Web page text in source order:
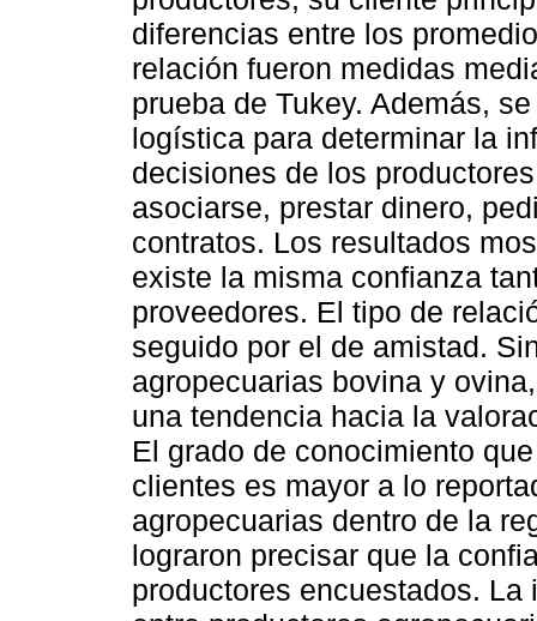
diferencias entre los
relación fueron medidas
prueba de Tukey. Además,
logística para determinar la
decisiones de los
asociarse, prestar dinero,
contratos. Los resultados
existe la misma confianza
proveedores. El tipo de
seguido por el de amistad.
agropecuarias bovina y
una tendencia hacia la
El grado de conocimiento
clientes es mayor a lo
agropecuarias dentro de la
lograron precisar que la
productores encuestados.